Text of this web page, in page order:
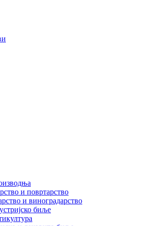
и повртарство
и виноградарство
биље